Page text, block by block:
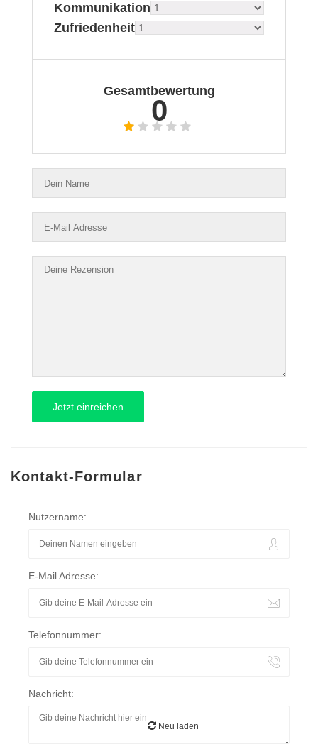
Kommunikation
Zufriedenheit
Gesamtbewertung
0
Kontakt-Formular
Nutzername:
E-Mail Adresse:
Telefonnummer:
Nachricht:
Neu laden